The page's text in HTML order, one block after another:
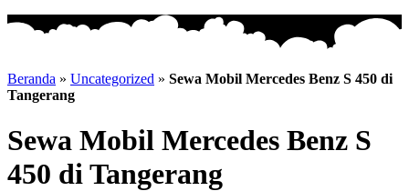
Beranda » Uncategorized » Sewa Mobil Mercedes Benz S 450 di
Tangerang
Sewa Mobil Mercedes Benz S
450 di Tangerang